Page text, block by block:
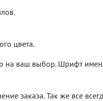
цвета.
на ваш выбор. Шрифт
заказа. Так же все